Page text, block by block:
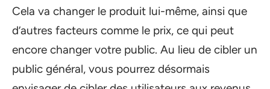
Cela va changer le produit lui-même, ainsi que
d’autres facteurs comme le prix, ce qui peut
encore changer votre public. Au lieu de cibler un
public général, vous pourrez désormais